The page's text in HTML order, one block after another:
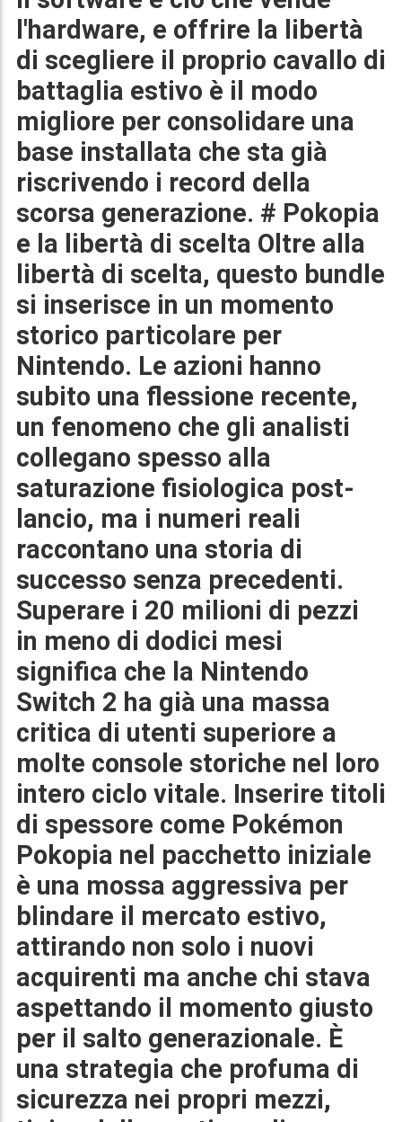
l'hardware, e offrire la libertà
di scegliere il proprio cavallo di
battaglia estivo è il modo
migliore per consolidare una
base installata che sta già
riscrivendo i record della
scorsa generazione. # Pokopia
e la libertà di scelta Oltre alla
libertà di scelta, questo bundle
si inserisce in un momento
storico particolare per
Nintendo. Le azioni hanno
subito una flessione recente,
un fenomeno che gli analisti
collegano spesso alla
saturazione fisiologica post-
lancio, ma i numeri reali
raccontano una storia di
successo senza precedenti.
Superare i 20 milioni di pezzi
in meno di dodici mesi
significa che la Nintendo
Switch 2 ha già una massa
critica di utenti superiore a
molte console storiche nel loro
intero ciclo vitale. Inserire titoli
di spessore come Pokémon
Pokopia nel pacchetto iniziale
è una mossa aggressiva per
blindare il mercato estivo,
attirando non solo i nuovi
acquirenti ma anche chi stava
aspettando il momento giusto
per il salto generazionale. È
una strategia che profuma di
sicurezza nei propri mezzi,